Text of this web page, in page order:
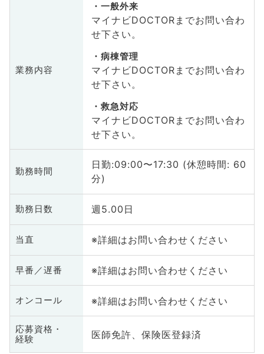
業務内容
一般外来
マイナビDOCTORまでお問い合わ
せ下さい。
病棟管理
マイナビDOCTORまでお問い合わ
せ下さい。
救急対応
マイナビDOCTORまでお問い合わ
せ下さい。
勤務時間
日勤:09:00〜17:30 (休憩時間: 60
分)
勤務日数 週5.00日
当直 ※詳細はお問い合わせください
早番／遅番 ※詳細はお問い合わせください
オンコール ※詳細はお問い合わせください
応募資格・
経験
医師免許、保険医登録済